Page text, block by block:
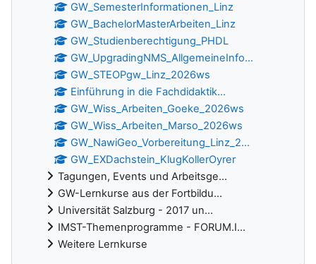
GW_SemesterInformationen_Linz
GW_BachelorMasterArbeiten_Linz
GW_Studienberechtigung_PHDL
GW_UpgradingNMS_AllgemeineInfo...
GW_STEOPgw_Linz_2026ws
Einführung in die Fachdidaktik...
GW_Wiss_Arbeiten_Goeke_2026ws
GW_Wiss_Arbeiten_Marso_2026ws
GW_NawiGeo_Vorbereitung_Linz_2...
GW_EXDachstein_KlugKollerOyrer
Tagungen, Events und Arbeitsge...
GW-Lernkurse aus der Fortbildu...
Universität Salzburg - 2017 un...
IMST-Themenprogramme - FORUM.I...
Weitere Lernkurse